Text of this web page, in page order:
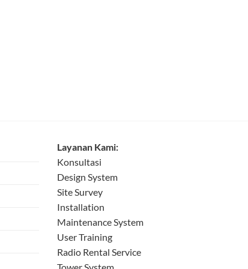
Layanan Kami:
Konsultasi
Design System
Site Survey
Installation
Maintenance System
User Training
Radio Rental Service